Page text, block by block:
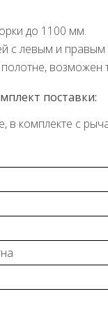
до 1100 мм.
с левым и
возможен
поставки:
в комплекте с